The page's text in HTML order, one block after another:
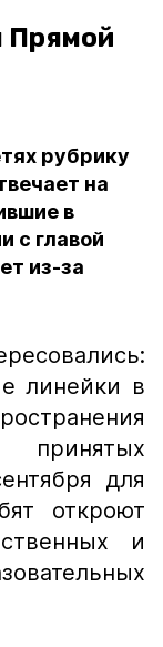
Прямой
рубрику
на
в
с главой
из-за
линейки в
для
откроют
и